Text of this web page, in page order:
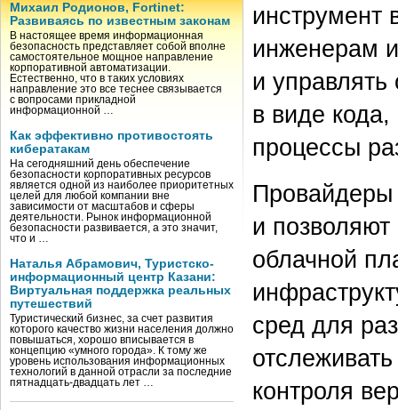
Михаил Родионов, Fortinet:
Развиваясь по известным законам
В настоящее время информационная
безопасность представляет собой вполне
самостоятельное мощное направление
корпоративной автоматизации.
Естественно, что в таких условиях
направление это все теснее связывается
с вопросами прикладной
информационной …
Как эффективно противостоять
кибератакам
На сегодняшний день обеспечение
безопасности корпоративных ресурсов
является одной из наиболее приоритетных
целей для любой компании вне
зависимости от масштабов и сферы
деятельности. Рынок информационной
безопасности развивается, а это значит,
что и …
Наталья Абрамович, Туристско-
информационный центр Казани:
Виртуальная поддержка реальных
путешествий
Туристический бизнес, за счет развития
которого качество жизни населения должно
повышаться, хорошо вписывается в
концепцию «умного города». К тому же
уровень использования информационных
технологий в данной отрасли за последние
пятнадцать-двадцать лет …
инструмент
инженерам
и
в виде
процессы
Провайдеры
и позволяют
облачной
сред для
контроля